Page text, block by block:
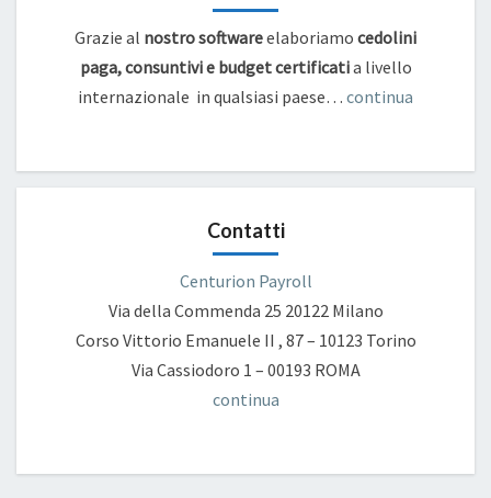
Grazie al nostro softwareelaboriamo cedolini
paga, consuntivi e budget certificatia livello
internazionale in qualsiasi paese… continua
Contatti
Centurion Payroll
Via della Commenda 25 20122 Milano
Corso Vittorio Emanuele II , 87 – 10123 Torino
Via Cassiodoro 1 – 00193 ROMA
continua